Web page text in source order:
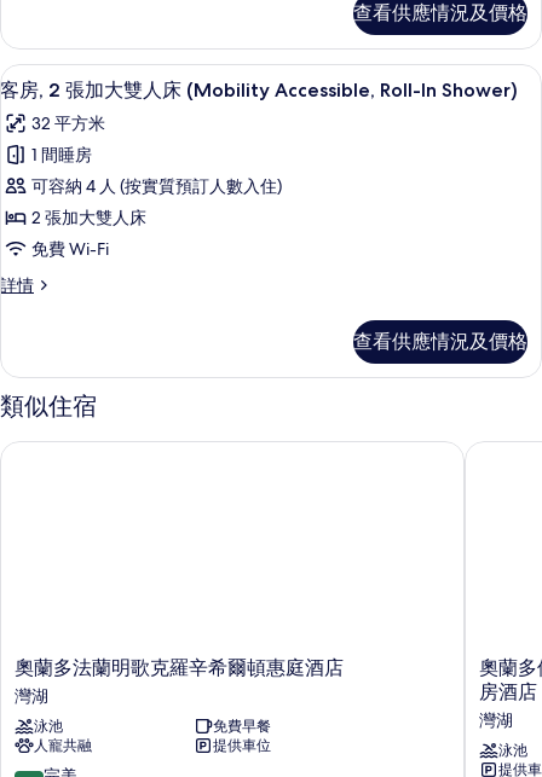
大
雙
人
床
(Hearing
Accessible)
的
相
片
加
大
雙
床
(Hearing
Accessible)
詳
情
查看供應情況及價格
載
入
所
有
客
房,
張
大
雙
人
床
相
片
書桌、手提電腦工作空間、遮光窗簾/
5
客房, 2 張加大雙人床 (Mobility Accessible, Roll-In Shower)
32 平方米
1 間睡房
可容納 4 人 (按實質預訂人數入住)
2 張加大雙人床
免費 Wi-Fi
詳情
客
加
大
雙
床
查看供應情況及價格
類似住宿
奧
蘭
多
法
蘭
奧蘭多法蘭明歌克羅辛希爾頓惠庭酒店
灣湖
泳池
免費早餐
人寵共融
提供車位
奧蘭多法蘭明歌克羅辛希爾頓惠庭酒店
奧
蘭
多
佛
朗
奧蘭
房酒店
灣湖
泳池
提供
奧蘭多